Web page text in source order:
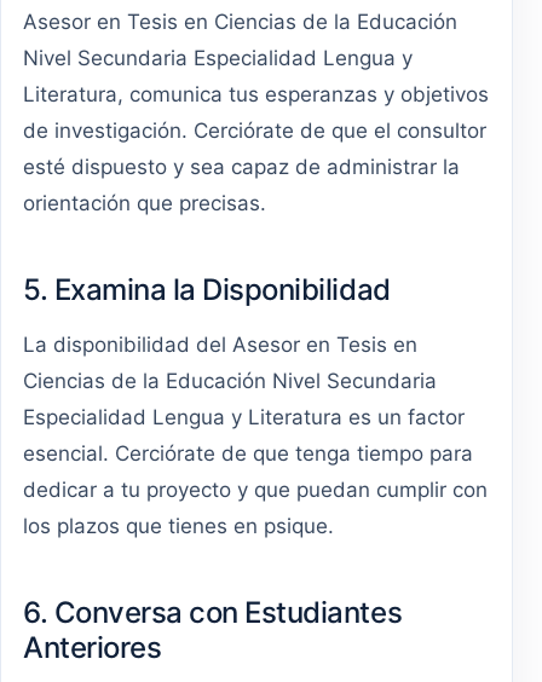
Asesor en Tesis en Ciencias de la Educación
Nivel Secundaria Especialidad Lengua y
Literatura, comunica tus esperanzas y objetivos
de investigación. Cerciórate de que el consultor
esté dispuesto y sea capaz de administrar la
orientación que precisas.
5. Examina la Disponibilidad
La disponibilidad del Asesor en Tesis en
Ciencias de la Educación Nivel Secundaria
Especialidad Lengua y Literatura es un factor
esencial. Cerciórate de que tenga tiempo para
dedicar a tu proyecto y que puedan cumplir con
los plazos que tienes en psique.
6. Conversa con Estudiantes
Anteriores